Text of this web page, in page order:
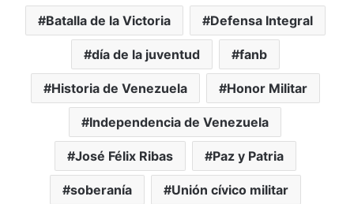
Batalla de la Victoria Defensa Integral
día de la juventud fanb
Historia de Venezuela Honor Militar
Independencia de Venezuela
José Félix Ribas Paz y Patria
soberanía Unión cívico militar